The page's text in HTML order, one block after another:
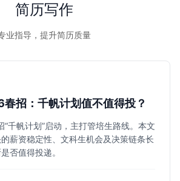
简历写作
业指导，提升简历质量
招：千帆计划值不值得投？
千帆计划”启动，主打管培生路线。本文
薪资稳定性、文科生机会及决策链条长
否值得投递。